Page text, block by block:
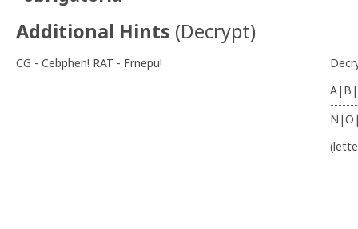
Additional Hints (Decrypt)
CG - Cebphen! RAT - Frnepu!